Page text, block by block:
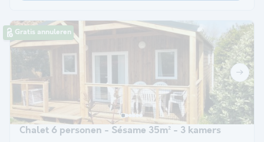
Gratis annuleren
Chalet 6 personen - Sésame 35m² - 3 kamers